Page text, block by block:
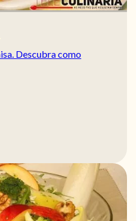
Descubra como